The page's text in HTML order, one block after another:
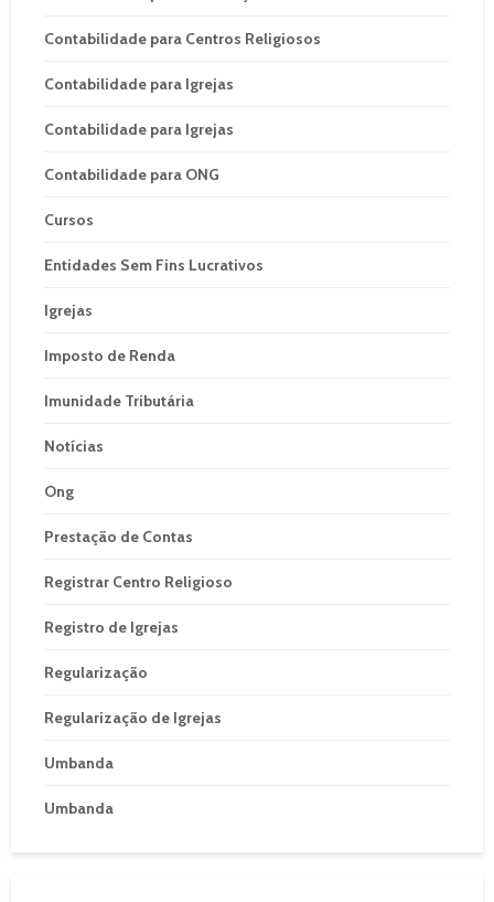
Contabilidade para Centros Religiosos
Contabilidade para Igrejas
Contabilidade para Igrejas
Contabilidade para ONG
Cursos
Entidades Sem Fins Lucrativos
Igrejas
Imposto de Renda
Imunidade Tributária
Notícias
Ong
Prestação de Contas
Registrar Centro Religioso
Registro de Igrejas
Regularização
Regularização de Igrejas
Umbanda
Umbanda